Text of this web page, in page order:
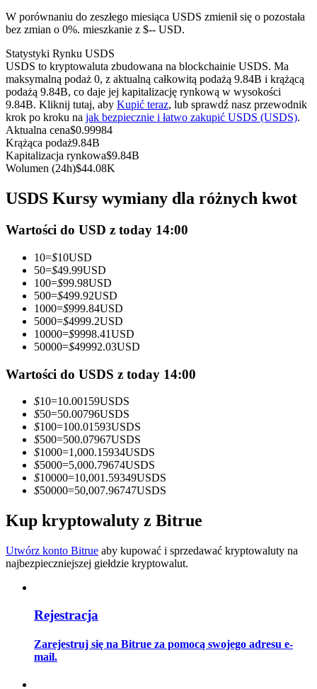
Kontrakty terminowe na USDC
Kontrakty futures wykorzystujące USDC jako zabezpieczenie
Kopiowanie Transakcji
Dołącz do najlepszych traderów
Zostań traderem kopiującym
transakcji
Informacja
W porównaniu do zeszłego miesiąca USDS zmienił się o pozostała
bez zmian o 0%. mieszkanie z $-- USD.
Statystyki Rynku USDS
USDS to kryptowaluta zbudowana na blockchainie USDS. Ma
maksymalną podaż 0, z aktualną całkowitą podażą 9.84B i krążącą
podażą 9.84B, co daje jej kapitalizację rynkową w wysokości
9.84B. Kliknij tutaj, aby Kupić teraz, lub sprawdź nasz przewodnik
krok po kroku na jak bezpiecznie i łatwo zakupić USDS (USDS).
Aktualna cena$0.99984
Krążąca podaż9.84B
Kapitalizacja rynkowa$9.84B
Wolumen (24h)$44.08K
USDS Kursy wymiany dla różnych kwot
Wartości do USD z today 14:00
10=$10USD
50=$49.99USD
100=$99.98USD
500=$499.92USD
1000=$999.84USD
5000=$4999.2USD
10000=$9998.41USD
50000=$49992.03USD
Wartości do USDS z today 14:00
$10=10.00159USDS
$50=50.00796USDS
$100=100.01593USDS
$500=500.07967USDS
$1000=1,000.15934USDS
$5000=5,000.79674USDS
$10000=10,001.59349USDS
$50000=50,007.96747USDS
Kup kryptowaluty z Bitrue
Utwórz konto Bitrue aby kupować i sprzedawać kryptowaluty na
najbezpieczniejszej giełdzie kryptowalut.
Rejestracja
Zarejestruj się na Bitrue za pomocą swojego adresu e-
mail.